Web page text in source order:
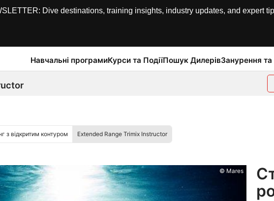
Dive destinations, training insights, industry updates, and expert
Навчальні програмиКурси та ПодіїПошук ДилерівЗанурення
з відкритим контуром Extended Range Trimix Instructor
© Mares